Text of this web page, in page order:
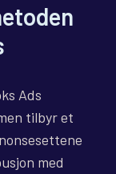
Ads
tilbyr et
med